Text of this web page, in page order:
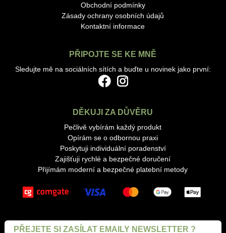
Obchodní podmínky
Zásady ochrany osobních údajů
Kontaktní informace
PŘIPOJTE SE KE MNĚ
Sledujte mě na sociálních sítích a buďte u novinek jako první:
DĚKUJI ZA DŮVĚRU
Pečlivě vybírám každý produkt
Opírám se o odbornou praxi
Poskytuji individuální poradenství
Zajišťuji rychlé a bezpečné doručení
Přijímám moderní a bezpečné platební metody
PŘEJETE SI ZASÍLAT EMAILY NEWSLETTER ?